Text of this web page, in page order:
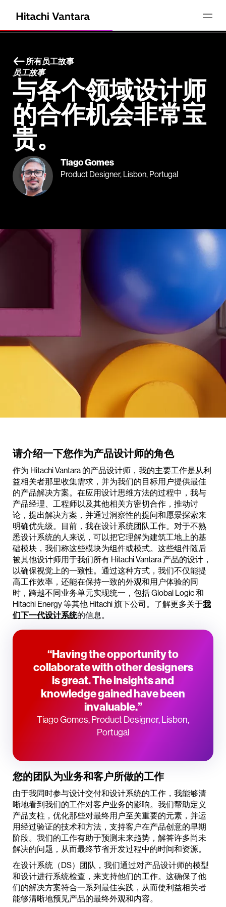
所有员工故事
员工故事
与各个领域设计师
的合作机会非常宝
贵。
Tiago Gomes
Product Designer, Lisbon, Portugal
请介绍一下您作为产品设计师的角色
作为 Hitachi Vantara 的产品设计师，我的主要工作是从利
益相关者那里收集需求，并为我们的目标用户提供最佳
的产品解决方案。在应用设计思维方法的过程中，我与
产品经理、工程师以及其他相关方密切合作，推动讨
论，提出解决方案，并通过洞察性的提问和愿景探索来
明确优先级。目前，我在设计系统团队工作。对于不熟
悉设计系统的人来说，可以把它理解为建筑工地上的基
础模块，我们称这些模块为组件或模式。这些组件随后
被其他设计师用于我们所有 Hitachi Vantara 产品的设计，
以确保视觉上的一致性。通过这种方式，我们不仅能提
高工作效率，还能在保持一致的外观和用户体验的同
时，跨越不同业务单元实现统一，包括 Global Logic 和
Hitachi Energy 等其他 Hitachi 旗下公司。了解更多关于我
们下一代设计系统的信息。
“Having the opportunity to
collaborate with other designers
is great. The insights and
knowledge gained have been
invaluable.”
Tiago Gomes, Product Designer, Lisbon,
Portugal
您的团队为业务和客户所做的工作
由于我同时参与设计交付和设计系统的工作，我能够清
晰地看到我们的工作对客户业务的影响。我们帮助定义
产品支柱，优化那些对最终用户至关重要的元素，并运
用经过验证的技术和方法，支持客户在产品创意的早期
阶段。我们的工作有助于预测未来趋势，解答许多尚未
解决的问题，从而最终节省开发过程中的时间和资源。
在设计系统（DS）团队，我们通过对产品设计师的模型
和设计进行系统检查，来支持他们的工作。这确保了他
们的解决方案符合一系列最佳实践，从而使利益相关者
能够清晰地预见产品的最终外观和内容。